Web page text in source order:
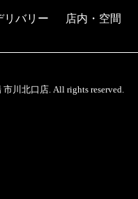
リバリー 店内・空間
川北口店. All rights reserved.